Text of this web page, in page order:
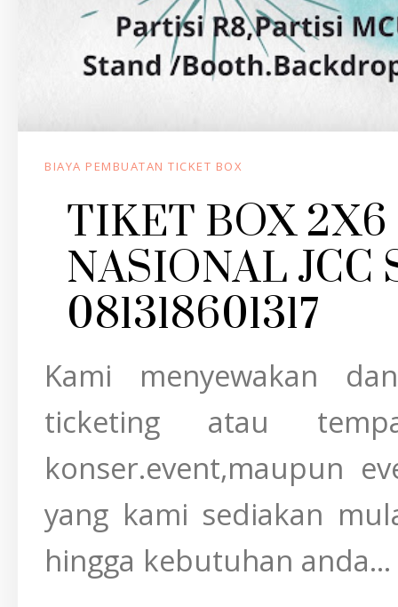
BIAYA PEMBUATAN TICKET BOX
TIKET BOX 2X6
NASIONAL JCC
081318601317
Kami menyewakan
ticketing atau
konser.event,maupun
yang kami sediakan
hingga kebutuhan anda...